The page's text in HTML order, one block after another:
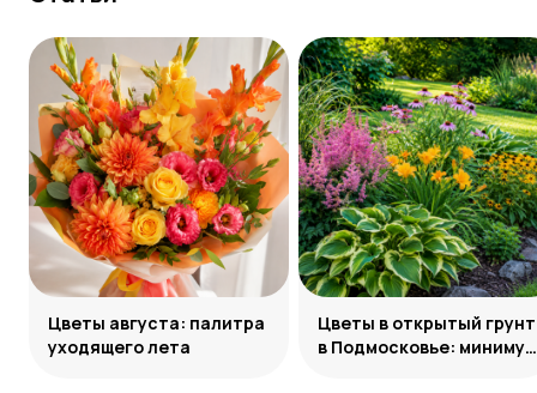
Цветы августа: палитра
уходящего лета
Цветы в открытый грунт
в Подмосковье: минимум